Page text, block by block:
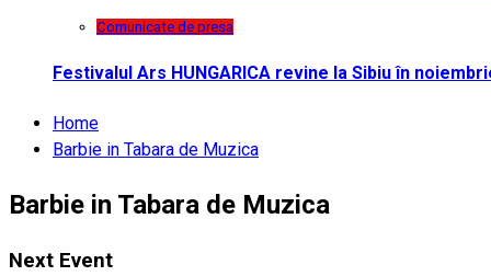
Comunicate de presa
Festivalul Ars HUNGARICA revine la Sibiu în
Home
Barbie in Tabara de Muzica
Barbie in Tabara de Muzica
Next Event